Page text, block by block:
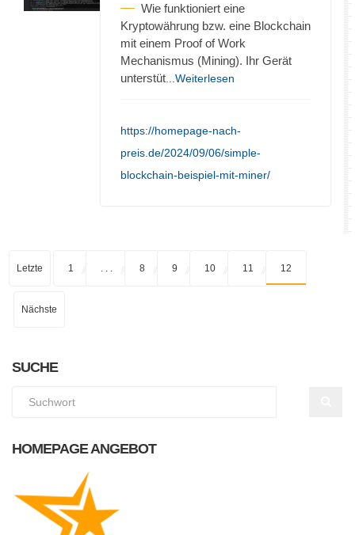
Wie funktioniert eine
Kryptowährung bzw. eine Blockchain
mit einem Proof of Work
Mechanismus (Mining). Ihr Gerät
unterstüt ...Weiterlesen
https://homepage-nach-
preis.de/2024/09/06/simple-
blockchain-beispiel-mit-miner/
Letzte 1 8 9 10 11 12
Nächste
SUCHE
HOMEPAGE ANGEBOT